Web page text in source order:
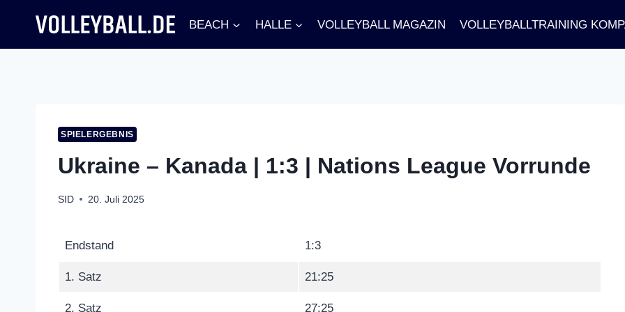
springen
BEACH HALLE VOLLEYBALL MAGAZIN VOLLEYBALLTRAINING
SPIELERGEBNIS
Ukraine – Kanada | 1:3 | Nations League Vorrunde
SID 20. Juli 2025
Endstand 1:3
1. Satz 21:25
2. Satz 27:25